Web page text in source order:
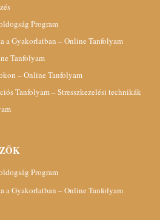
Program
a Gyakorlatban – Online Tanfolyam
Tanfolyam
– Online Tanfolyam
Tanfolyam – Stresszkezelési technikák
Program
a Gyakorlatban – Online Tanfolyam